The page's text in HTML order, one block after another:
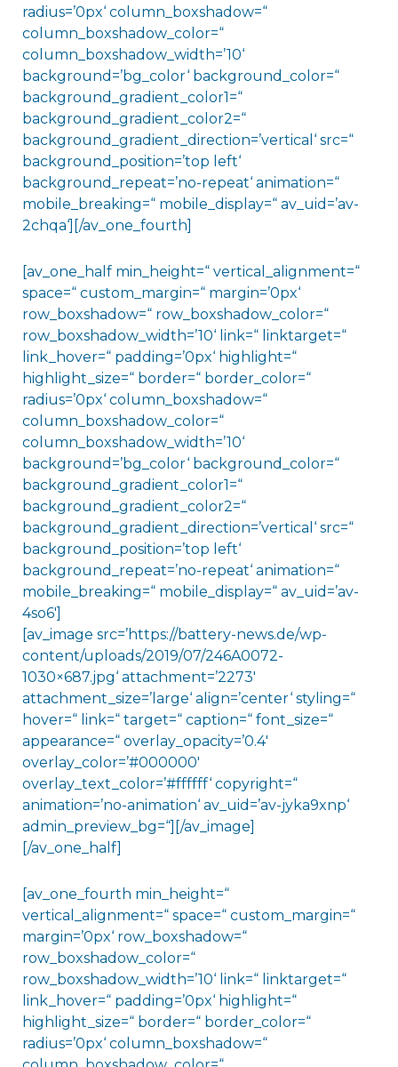
radius=’0px‘ column_boxshadow=“
column_boxshadow_color=“
column_boxshadow_width=’10‘
background=’bg_color‘ background_color=“
background_gradient_color1=“
background_gradient_color2=“
background_gradient_direction=’vertical‘ src=“
background_position=’top left‘
background_repeat=’no-repeat‘ animation=“
mobile_breaking=“ mobile_display=“ av_uid=’av-
2chqa‘][/av_one_fourth]
[av_one_half min_height=“ vertical_alignment=“
space=“ custom_margin=“ margin=’0px‘
row_boxshadow=“ row_boxshadow_color=“
row_boxshadow_width=’10‘ link=“ linktarget=“
link_hover=“ padding=’0px‘ highlight=“
highlight_size=“ border=“ border_color=“
radius=’0px‘ column_boxshadow=“
column_boxshadow_color=“
column_boxshadow_width=’10‘
background=’bg_color‘ background_color=“
background_gradient_color1=“
background_gradient_color2=“
background_gradient_direction=’vertical‘ src=“
background_position=’top left‘
background_repeat=’no-repeat‘ animation=“
mobile_breaking=“ mobile_display=“ av_uid=’av-
4so6′]
[av_image src=’https://battery-news.de/wp-
content/uploads/2019/07/246A0072-
1030×687.jpg‘ attachment=’2273′
attachment_size=’large‘ align=’center‘ styling=“
hover=“ link=“ target=“ caption=“ font_size=“
appearance=“ overlay_opacity=’0.4′
overlay_color=’#000000′
overlay_text_color=’#ffffff‘ copyright=“
animation=’no-animation‘ av_uid=’av-jyka9xnp‘
admin_preview_bg=“][/av_image]
[/av_one_half]
[av_one_fourth min_height=“
vertical_alignment=“ space=“ custom_margin=“
margin=’0px‘ row_boxshadow=“
row_boxshadow_color=“
row_boxshadow_width=’10‘ link=“ linktarget=“
link_hover=“ padding=’0px‘ highlight=“
highlight_size=“ border=“ border_color=“
radius=’0px‘ column_boxshadow=“